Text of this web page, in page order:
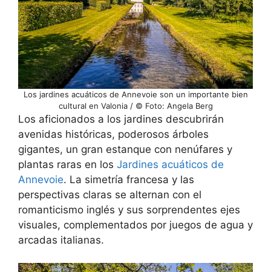
Los jardines acuáticos de Annevoie son un importante bien
cultural en Valonia / © Foto: Angela Berg
Los aficionados a los jardines descubrirán
avenidas históricas, poderosos árboles
gigantes, un gran estanque con nenúfares y
plantas raras en los Jardines acuáticos de
Annevoie. La simetría francesa y las
perspectivas claras se alternan con el
romanticismo inglés y sus sorprendentes ejes
visuales, complementados por juegos de agua y
arcadas italianas.